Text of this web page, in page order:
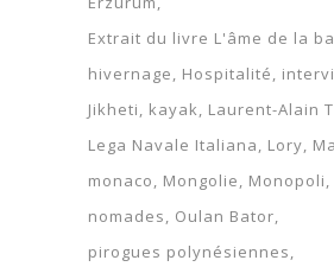
Extrait du livre L'âme de la
hivernage
Hospitalité
Jikheti
kayak
Laurent-Alain
Lega Navale Italiana
Lory
monaco
Mongolie Monopoli
nomades
Oulan Bator
pirogues polynésiennes